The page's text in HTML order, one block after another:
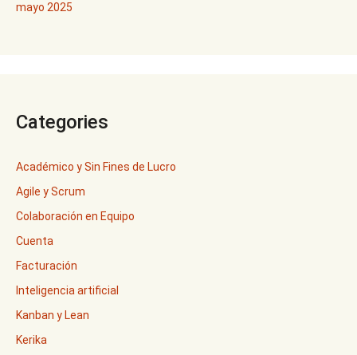
mayo 2025
Categories
Académico y Sin Fines de Lucro
Agile y Scrum
Colaboración en Equipo
Cuenta
Facturación
Inteligencia artificial
Kanban y Lean
Kerika